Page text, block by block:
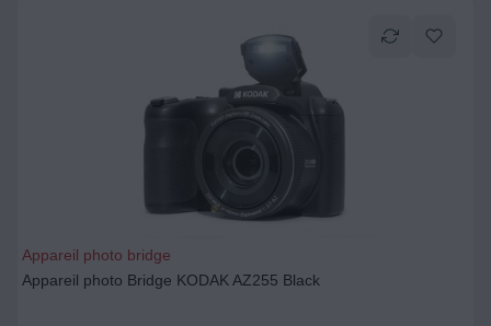
Appareil photo bridge
Appareil photo Bridge KODAK AZ255 Black